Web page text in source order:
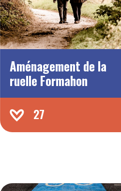
Aménagement de la
ruelle Formahon
27